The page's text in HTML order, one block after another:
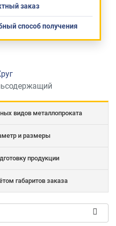
заказ
способ получения
видов металлопроката
и размеры
продукции
габаритов заказа